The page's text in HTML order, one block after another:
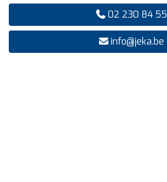
02 230 84 55
info@jeka.be